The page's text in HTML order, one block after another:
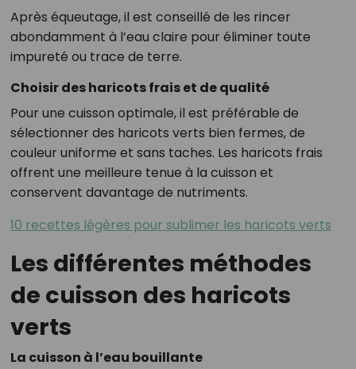
Après équeutage, il est conseillé de les rincer
abondamment à l’eau claire pour éliminer toute
impureté ou trace de terre.
Choisir des haricots frais et de qualité
Pour une cuisson optimale, il est préférable de
sélectionner des haricots verts bien fermes, de
couleur uniforme et sans taches. Les haricots frais
offrent une meilleure tenue à la cuisson et
conservent davantage de nutriments.
10 recettes légères pour sublimer les haricots verts
Les différentes méthodes
de cuisson des haricots
verts
La cuisson à l’eau bouillante